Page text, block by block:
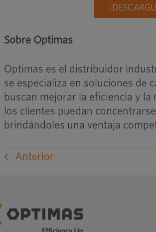
Sobre Optimas
Optimas es el distribuidor
se especializa en soluciones de
buscan mejorar la eficiencia y
los clientes puedan
brindándoles una ventaja
Anterior